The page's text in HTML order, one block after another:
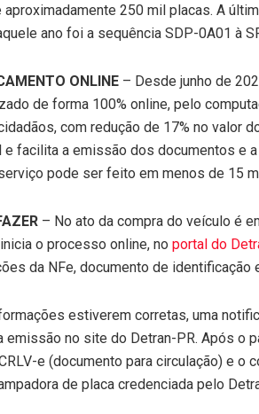
aproximadamente 250 mil placas. A
ano foi a sequência SDP-0A01 à
ONLINE – Desde junho de
de forma 100% online, pelo
com redução de 17% no valor
e facilita a emissão dos documentos e
pode ser feito em menos de 15
– No ato da compra do veículo é
o processo online, no portal do
da NFe, documento de identificação
estiverem corretas, uma
emissão no site do Detran-PR. Após o
e (documento para circulação) e o
de placa credenciada pelo